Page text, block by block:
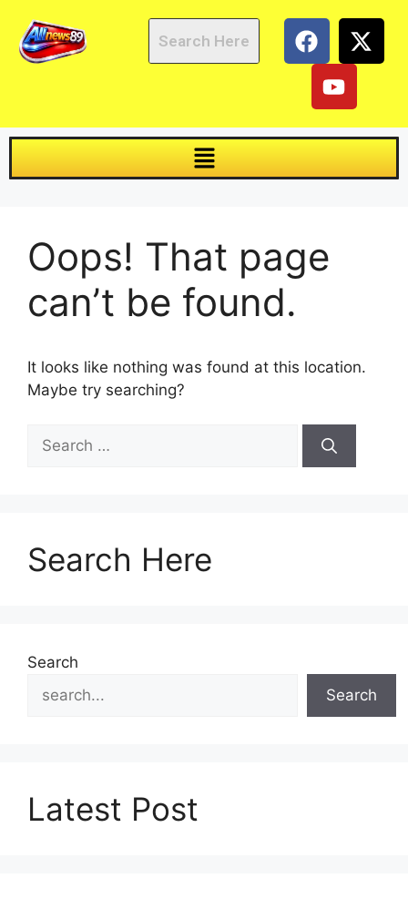
Oops! That page
can’t be found.
It looks like nothing was found at this location.
Maybe try searching?
Search Here
Search
Search
Latest Post